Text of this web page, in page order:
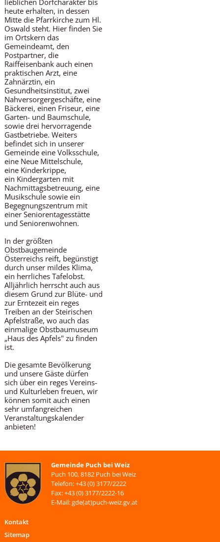
lieblichen Dorfcharakter bis
heute erhalten, in dessen
Mitte die Pfarrkirche zum Hl.
Oswald steht. Hier finden Sie
im Ortskern das
Gemeindeamt, den
Postpartner, die
Raiffeisenbank auch einen
praktischen Arzt, eine
Zahnärztin, ein
Gesundheitsinstitut, zwei
Nahversorgergeschäfte, eine
Bäckerei, einen Friseur, eine
Garten- und Baumschule,
sowie drei hervorragende
Gastbetriebe. Weiters
befindet sich in unserer
Gemeinde eine Volksschule,
eine Neue Mittelschule,
eine Kinderkrippe,
ein Kindergarten mit
Nachmittagsbetreuung, eine
Musikschule sowie ein
Begegnungszentrum mit
einer Seniorentagesstätte
und Seniorenwohnen.
In der größten
Obstbaugemeinde
Österreichs reift, begünstigt
durch unser mildes Klima,
ein herrliches Tafelobst.
Alljährlich herrscht auch aus
diesem Grund zur Blüte- und
zur Erntezeit ein reges
Treiben an der Steirischen
Apfelstraße, wo auch das
einmalige Obstbaumuseum
„Haus des Apfels" zu finden
ist.
Die gesamte Bevölkerung
und unsere Gäste dürfen
sich über ein reges Vereins-
und Kulturleben freuen, wir
können somit auch einen
sehr umfangreichen
Veranstaltungskalender
anbieten!
Gemeinde Puch bei Weiz
Puch 100, 8182 Puch bei Weiz
Telefon: +43 (0) 3177/2222
Fax: +43 (0) 3177/2222-16
E-Mail: gde(at)puch-weiz.gv.at
Kontakt
Sitemap